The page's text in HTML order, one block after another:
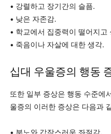
• 강렬하고 장기간의 슬픔.
• 낮은 자존감.
• 학교에서 집중력이 떨어지고
• 죽음이나 자살에 대한 생각.
십대 우울증의 행동
또한 일부 증상은 행동 수준에
울증의 이러한 증상은 다음과